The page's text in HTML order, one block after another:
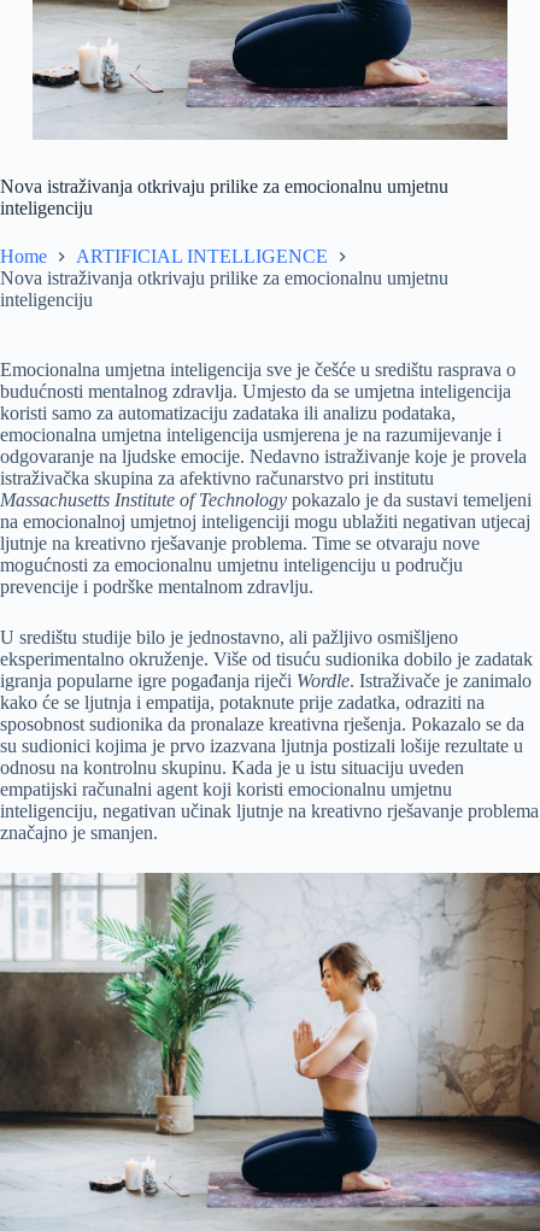
Nova istraživanja otkrivaju prilike za emocionalnu umjetnu
inteligenciju
Home
ARTIFICIAL INTELLIGENCE
Nova istraživanja otkrivaju prilike za emocionalnu umjetnu
inteligenciju
Emocionalna umjetna inteligencija sve je češće u središtu rasprava o
budućnosti mentalnog zdravlja. Umjesto da se umjetna inteligencija
koristi samo za automatizaciju zadataka ili analizu podataka,
emocionalna umjetna inteligencija usmjerena je na razumijevanje i
odgovaranje na ljudske emocije. Nedavno istraživanje koje je provela
istraživačka skupina za afektivno računarstvo pri institutu
Massachusetts Institute of Technology pokazalo je da sustavi temeljeni
na emocionalnoj umjetnoj inteligenciji mogu ublažiti negativan utjecaj
ljutnje na kreativno rješavanje problema. Time se otvaraju nove
mogućnosti za emocionalnu umjetnu inteligenciju u području
prevencije i podrške mentalnom zdravlju.
U središtu studije bilo je jednostavno, ali pažljivo osmišljeno
eksperimentalno okruženje. Više od tisuću sudionika dobilo je zadatak
igranja popularne igre pogađanja riječi Wordle. Istraživače je zanimalo
kako će se ljutnja i empatija, potaknute prije zadatka, odraziti na
sposobnost sudionika da pronalaze kreativna rješenja. Pokazalo se da
su sudionici kojima je prvo izazvana ljutnja postizali lošije rezultate u
odnosu na kontrolnu skupinu. Kada je u istu situaciju uveden
empatijski računalni agent koji koristi emocionalnu umjetnu
inteligenciju, negativan učinak ljutnje na kreativno rješavanje problema
značajno je smanjen.